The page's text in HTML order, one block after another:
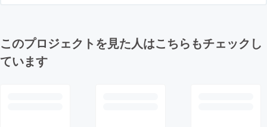
このプロジェクトを見た人はこちらもチェックし
ています